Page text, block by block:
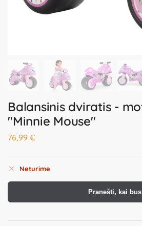
Balansinis dviratis -
"Minnie Mouse"
76,99 €
Neturime
Pranešti, kai bus